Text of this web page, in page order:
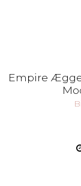
Empire